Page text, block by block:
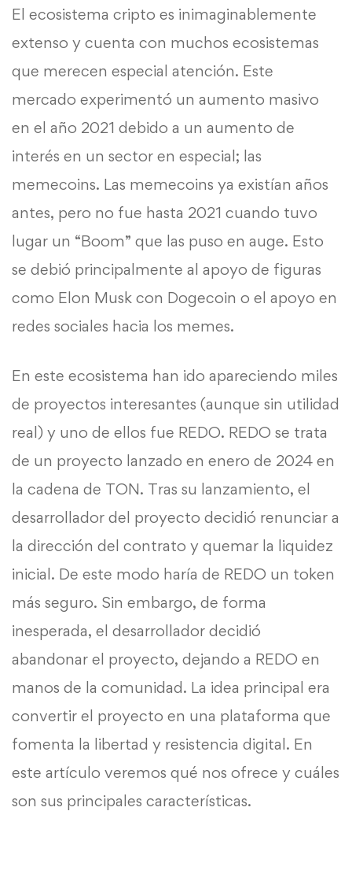
El ecosistema cripto es inimaginablemente
extenso y cuenta con muchos ecosistemas
que merecen especial atención. Este
mercado experimentó un aumento masivo
en el año 2021 debido a un aumento de
interés en un sector en especial; las
memecoins. Las memecoins ya existían años
antes, pero no fue hasta 2021 cuando tuvo
lugar un “Boom” que las puso en auge. Esto
se debió principalmente al apoyo de figuras
como Elon Musk con Dogecoin o el apoyo en
redes sociales hacia los memes.
En este ecosistema han ido apareciendo miles
de proyectos interesantes (aunque sin utilidad
real) y uno de ellos fue REDO. REDO se trata
de un proyecto lanzado en enero de 2024 en
la cadena de TON. Tras su lanzamiento, el
desarrollador del proyecto decidió renunciar a
la dirección del contrato y quemar la liquidez
inicial. De este modo haría de REDO un token
más seguro. Sin embargo, de forma
inesperada, el desarrollador decidió
abandonar el proyecto, dejando a REDO en
manos de la comunidad. La idea principal era
convertir el proyecto en una plataforma que
fomenta la libertad y resistencia digital. En
este artículo veremos qué nos ofrece y cuáles
son sus principales características.